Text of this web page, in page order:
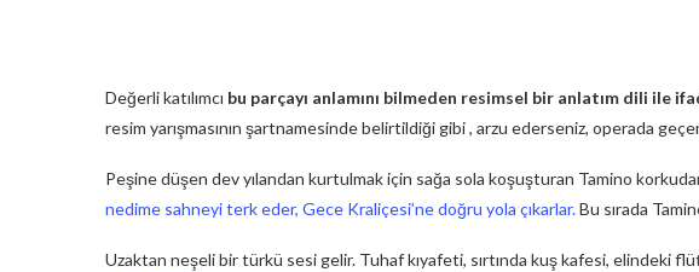
Değerli katılımcı bu parçayı anlamını bilmeden resimsel bir anlatım dili ile
resim yarışmasının şartnamesinde belirtildiği gibi , arzu ederseniz, operada
Peşine düşen dev yılandan kurtulmak için sağa sola koşuşturan Tamino korkudan
nedime sahneyi terk eder, Gece Kraliçesi’ne doğru yola çıkarlar.Bu sırada
Uzaktan neşeli bir türkü sesi gelir. Tuhaf kıyafeti, sırtında kuş kafesi, elindeki